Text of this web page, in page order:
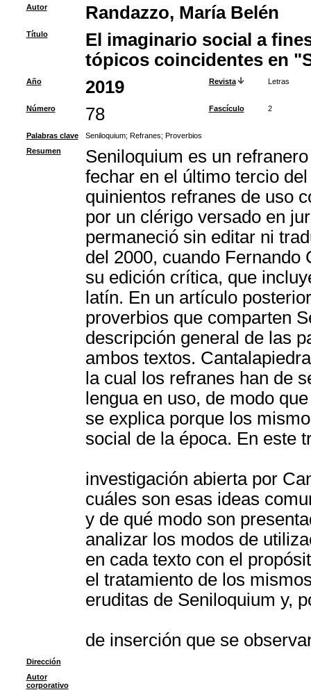
Autor Randazzo, María Belén
Título
El imaginario social a
tópicos coincidentes en
Año 2019 Revista Letras
Número 78 Fascículo 2
Palabras clave Seniloquium; Refranes; Proverbios
Resumen
Seniloquium es un
fechar en el último tercio
quinientos refranes de uso
por un clérigo versado en
permaneció sin editar ni
del 2000, cuando Fernando
su edición crítica, que
latín. En un artículo
proverbios que comparten
descripción general de las
ambos textos.
la cual los refranes han de
lengua en uso, de modo
se explica porque los
social de la época. En este
investigación abierta por
cuáles son esas ideas
y de qué modo son
analizar los modos de
en cada texto con el
el tratamiento de los
eruditas de Seniloquium y,
de inserción que se
Dirección
Autor
corporativo